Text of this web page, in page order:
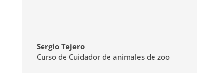
Sergio Tejero
Curso de Cuidador de animales de zoo